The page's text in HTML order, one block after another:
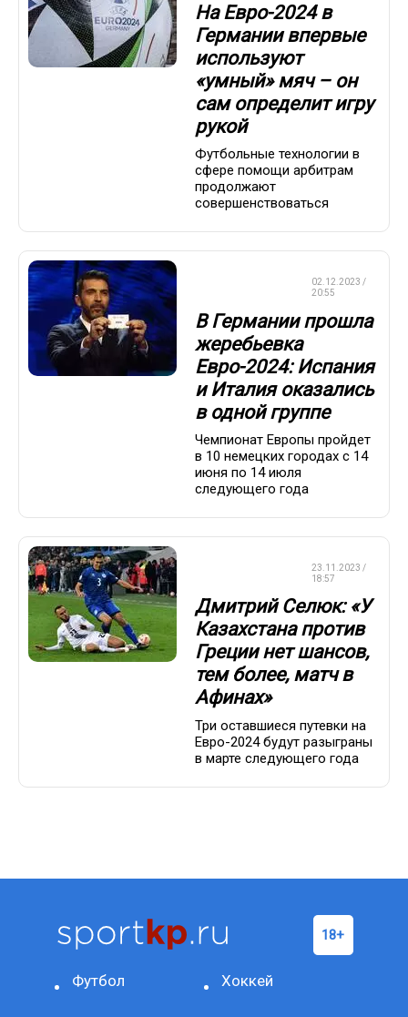
На Евро-2024 в
Германии впервые
используют
«умный» мяч – он
сам определит игру
рукой
Футбольные технологии в
сфере помощи арбитрам
продолжают
совершенствоваться
02.12.2023 /
20:55
В Германии прошла
жеребьевка
Евро-2024: Испания
и Италия оказались
в одной группе
Чемпионат Европы пройдет
в 10 немецких городах с 14
июня по 14 июля
следующего года
23.11.2023 /
18:57
Дмитрий Селюк: «У
Казахстана против
Греции нет шансов,
тем более, матч в
Афинах»
Три оставшиеся путевки на
Евро-2024 будут разыграны
в марте следующего года
Футбол Хоккей